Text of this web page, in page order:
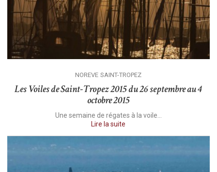
NOREVE SAINT-TROPEZ
Les Voiles de Saint-Tropez 2015 du 26 septembre au 4
octobre 2015
Une semaine de régates à la voile...
Lire la suite